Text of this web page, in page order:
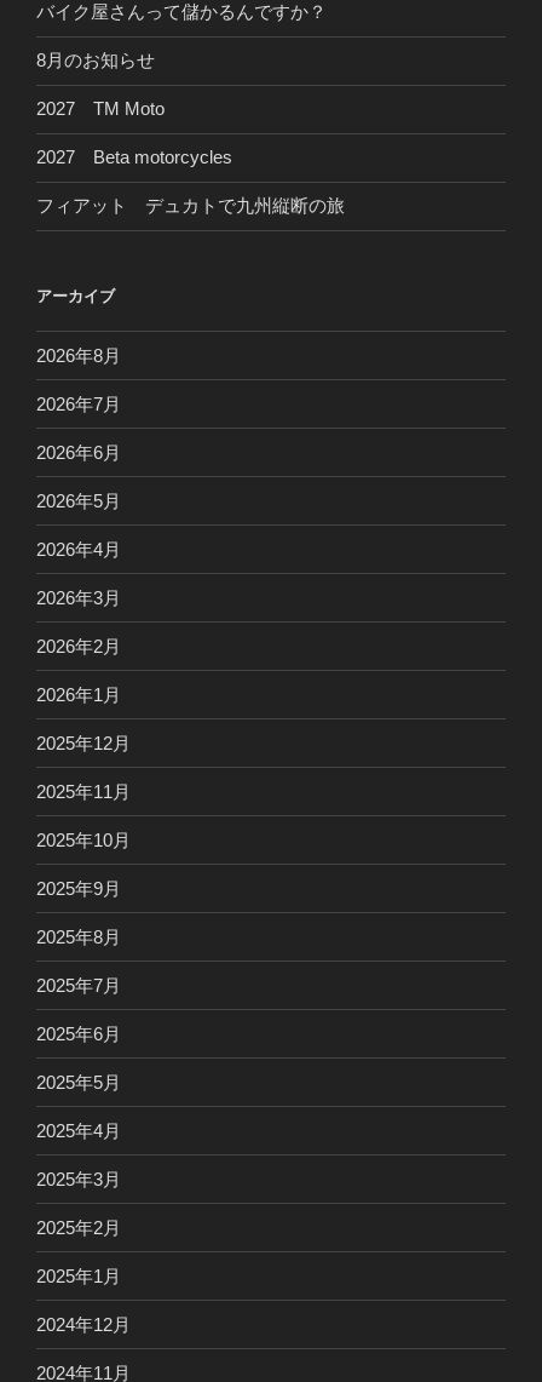
バイク屋さんって儲かるんですか？
8月のお知らせ
2027 TM Moto
2027 Beta motorcycles
フィアット デュカトで九州縦断の旅
アーカイブ
2026年8月
2026年7月
2026年6月
2026年5月
2026年4月
2026年3月
2026年2月
2026年1月
2025年12月
2025年11月
2025年10月
2025年9月
2025年8月
2025年7月
2025年6月
2025年5月
2025年4月
2025年3月
2025年2月
2025年1月
2024年12月
2024年11月